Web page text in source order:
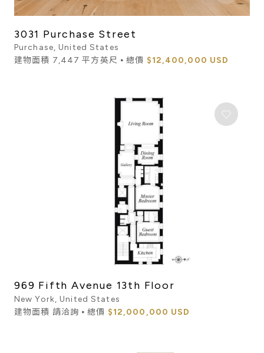
3031 Purchase Street
Purchase, United States
建物面積 7,447 平方英尺 ⦁ 總價 $12,400,000 USD
969 Fifth Avenue 13th Floor
New York, United States
建物面積 請洽詢 ⦁ 總價 $12,000,000 USD